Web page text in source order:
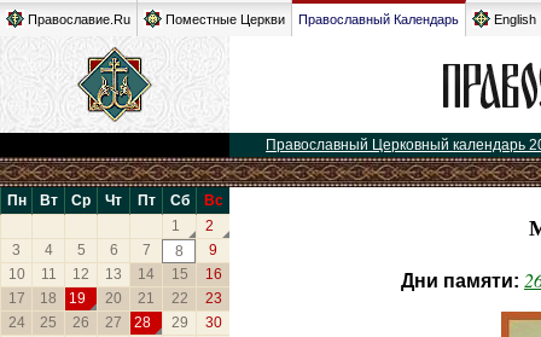
Православие.Ru Поместные Церкви Православный Календарь English
Православный Церковный календарь
Пн Вт Ср Чт Пт Сб
Вс
1
2
3
4 5 6 7 8
9
10
11 12 13 14 15
16
17
18 19 20 21 22
23
24
25 26 27 28 29
30
Дни памяти: